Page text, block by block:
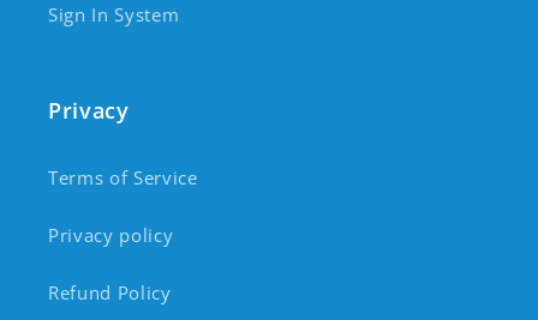
Sign In System
Privacy
Terms of Service
Privacy policy
Refund Policy